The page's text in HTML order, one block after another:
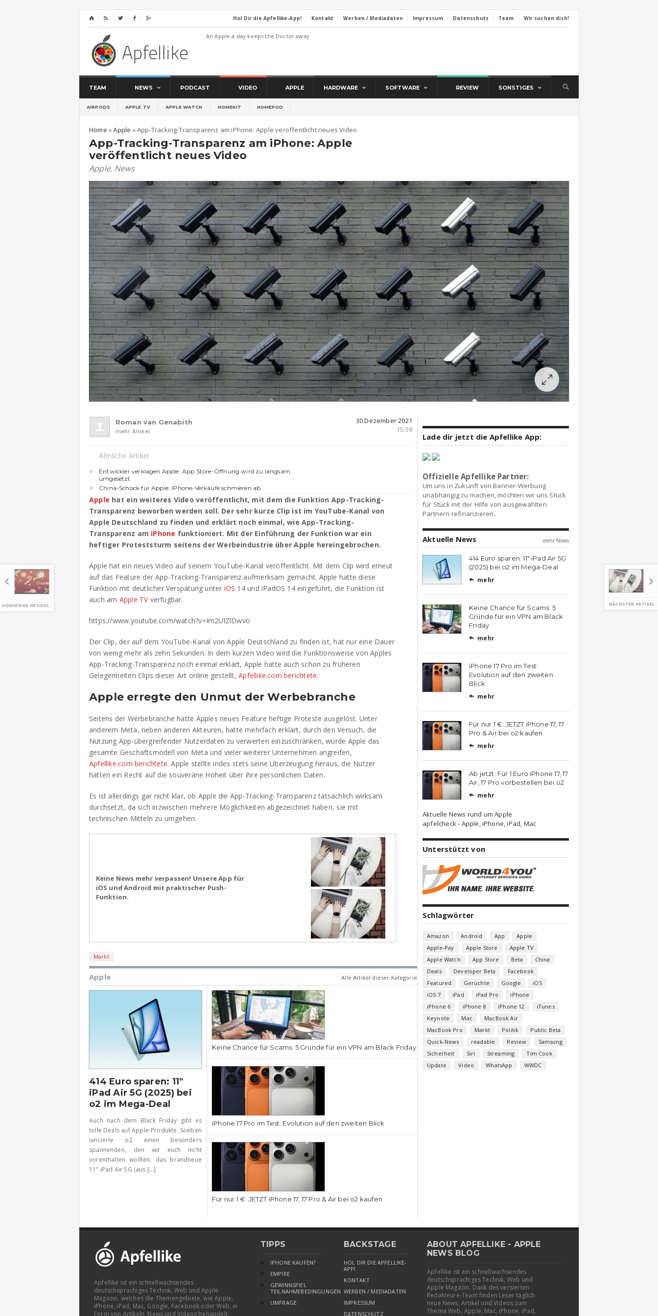
VORHERIGE ARTIKEL NÄCHSTER ARTIKEL
⌂     Hol Dir die Apfellike-App! Kontakt Werben / Mediadaten Impressum Datenschutz Team Wir suchen dich!
An Apple a day keeps the Doctor away
TEAM NEWS PODCAST VIDEO APPLE HARDWARE SOFTWARE REVIEW SONSTIGES
AIRPODS APPLE TV APPLE WATCH HOMEKIT HOMEPOD
Home »Apple »App-Tracking-Transparenz am iPhone: Apple veröffentlicht neues Video
App-Tracking-Transparenz am iPhone: Apple
veröffentlicht neues Video
Apple, News
Roman van Genabith
mehr Artikel
30 Dezember 2021
15:59
Ähnliche Artikel
Entwickler verklagen Apple: App Store-Öffnung wird zu langsam
umgesetzt
China-Schock für Apple: iPhone-Verkäufe schmieren ab
Apple hat ein weiteres Video veröffentlicht, mit dem die Funktion App-Tracking-
Transparenz beworben werden soll. Der sehr kurze Clip ist im YouTube-Kanal von
Apple Deutschland zu finden und erklärt noch einmal, wie App-Tracking-
Transparenz am iPhone funktioniert. Mit der Einführung der Funktion war ein
heftiger Proteststurm seitens der Werbeindustrie über Apple hereingebrochen.
Apple hat ein neues Video auf seinem YouTube-Kanal veröffentlicht. Mit dem Clip wird erneut
auf das Feature der App-Tracking-Transparenz aufmerksam gemacht. Apple hatte diese
Funktion mit deutlicher Verspätung unter iOS 14 und iPadOS 14 eingeführt, die Funktion ist
auch am Apple TVverfügbar.
https://www.youtube.com/watch?v=Im2UlZlDwvo
Der Clip, der auf dem YouTube-Kanal von Apple Deutschland zu finden ist, hat nur eine Dauer
von wenig mehr als zehn Sekunden. In dem kurzen Video wird die Funktionsweise von Apples
App-Tracking-Transparenz noch einmal erklärt, Apple hatte auch schon zu früheren
Gelegenheiten Clips dieser Art online gestellt,Apfellike.com berichtete.
Apple erregte den Unmut der Werbebranche
Seitens der Werbebranche hatte Apples neues Feature heftige Proteste ausgelöst. Unter
anderem Meta, neben anderen Akteuren, hatte mehrfach erklärt, durch den Versuch, die
Nutzung App-übergreifender Nutzerdaten zu verwerten einzuschränken, würde Apple das
gesamte Geschäftsmodell von Meta und vieler weiterer Unternehmen angreifen,
Apfellike.com berichtete. Apple stellte indes stets seine Überzeugung heraus, die Nutzer
hätten ein Recht auf die souveräne Hoheit über ihre persönlichen Daten.
Es ist allerdings gar nicht klar, ob Apple die App-Tracking-Transparenz tatsächlich wirksam
durchsetzt, da sich inzwischen mehrere Möglichkeiten abgezeichnet haben, sie mit
technischen Mitteln zu umgehen.
Keine News mehr verpassen! Unsere App für
iOS und Android mit praktischer Push-
Funktion.
Markt
Apple Alle Artikel dieser Kategorie
414 Euro sparen: 11″
iPad Air 5G (2025) bei
o2 im Mega-Deal
Auch nach dem Black Friday gibt es
tolle Deals auf Apple-Produkte. Soeben
lancierte o2 einen besonders
spannenden, den wir euch nicht
vorenthalten wollten: das brandneue
11" iPad Air 5G (aus [...]
Keine Chance für Scams: 5 Gründe für ein VPN am Black Friday
iPhone 17 Pro im Test: Evolution auf den zweiten Blick
Für nur 1 €: JETZT iPhone 17, 17 Pro & Air bei o2 kaufen
Lade dir jetzt die Apfellike App:
Offizielle Apfellike Partner:
Um uns in Zukunft von Banner-Werbung
unabhängig zu machen, möchten wir uns Stück
für Stück mit der Hilfe von ausgewählten
Partnern refinanzieren.
Aktuelle News mehr News
414 Euro sparen: 11″ iPad Air 5G
(2025) bei o2 im Mega-Deal
 mehr
Keine Chance für Scams: 5
Gründe für ein VPN am Black
Friday
 mehr
iPhone 17 Pro im Test:
Evolution auf den zweiten
Blick
 mehr
Für nur 1 €: JETZT iPhone 17, 17
Pro & Air bei o2 kaufen
 mehr
Ab jetzt: Für 1 Euro iPhone 17, 17
Air, 17 Pro vorbestellen bei o2
 mehr
Aktuelle News rund um Apple
apfelcheck - Apple, iPhone, iPad, Mac
Unterstützt von
Schlagwörter
Amazon Android App
Apple
Apple-Pay
Apple Store
Apple TV
Apple Watch
App Store Beta
China
Deals
Developer Beta
Facebook
Featured
Gerüchte Google
iOS
iOS 7
iPad iPad Pro
iPhone
iPhone 6
iPhone 8 iPhone 12
iTunes
Keynote
Mac
MacBook Air
MacBook Pro
Markt Politik
Public Beta
Quick-News
readable Review
Samsung
Sicherheit
Siri Streaming
Tim Cook
Update
Video WhatsApp WWDC
Apfellike ist ein schnellwachsendes
deutschsprachiges Technik, Web und Apple
Magazin, welches die Themengebiete, wie Apple,
iPhone, iPad, Mac, Google, Facebook oder Web, in
Form von Artikeln, News und Videos behandelt.
TIPPS
IPHONE KAUFEN?
EMPIRE
GEWINNSPIEL
TEILNAHMEBEDINGUNGEN
UMFRAGE
BACKSTAGE
HOL DIR DIE APFELLIKE-
APP!
KONTAKT
WERBEN / MEDIADATEN
IMPRESSUM
DATENSCHUTZ
ABOUT APFELLIKE - APPLE
NEWS BLOG
Apfellike ist ein schnellwachsendes
deutschsprachiges Technik, Web und
Apple Magazin. Dank des versierten
Redakteure-Team finden Leser täglich
neue News, Artikel und Videos zum
Thema Web, Apple, Mac, iPhone, iPad,